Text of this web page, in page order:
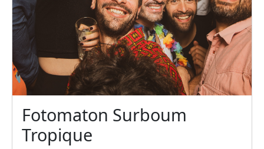
Fotomaton Surboum
Tropique